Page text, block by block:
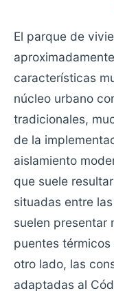
El parque de
aproximadamente
características
núcleo urbano
tradicionales,
de la
aislamiento
que suele
situadas entre
suelen presentar
puentes
otro lado, las
adaptadas al